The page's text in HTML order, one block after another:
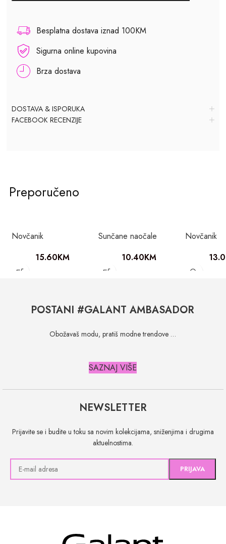
Besplatna dostava iznad 100KM
Sigurna online kupovina
Brza dostava
DOSTAVA & ISPORUKA
FACEBOOK RECENZIJE
Preporučeno
Novčanik
15.60KM
Sunčane naočale
10.40KM
Novčanik
POSTANI #GALANT AMBASADOR
Obožavaš modu, pratiš modne trendove …
SAZNAJ VIŠE
NEWSLETTER
Prijavite se i budite u toku sa novim kolekcijama, sniženjima i drugima
aktuelnostima.